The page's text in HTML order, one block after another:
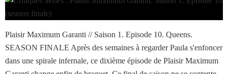
Plaisir Maximum Garanti // Saison 1. Episode 10. Queens.
SEASON FINALE Après des semaines à regarder Paula s'enfoncer
dans une spirale infernale, ce dixième épisode de Plaisir Maximum